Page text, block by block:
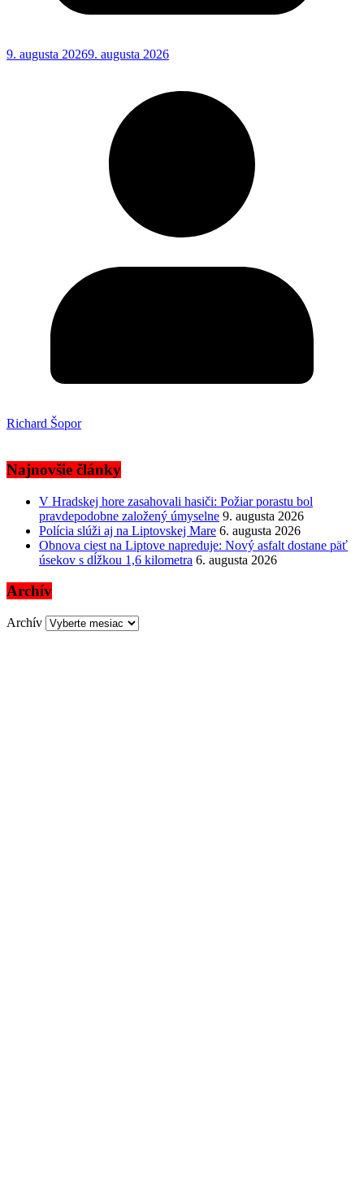
9. augusta 20269. augusta 2026
Richard Šopor
Najnovšie články
V Hradskej hore zasahovali hasiči: Požiar porastu bol
pravdepodobne založený úmyselne 9. augusta 2026
Polícia slúži aj na Liptovskej Mare 6. augusta 2026
Obnova ciest na Liptove napreduje: Nový asfalt dostane päť
úsekov s dĺžkou 1,6 kilometra 6. augusta 2026
Archív
Archív